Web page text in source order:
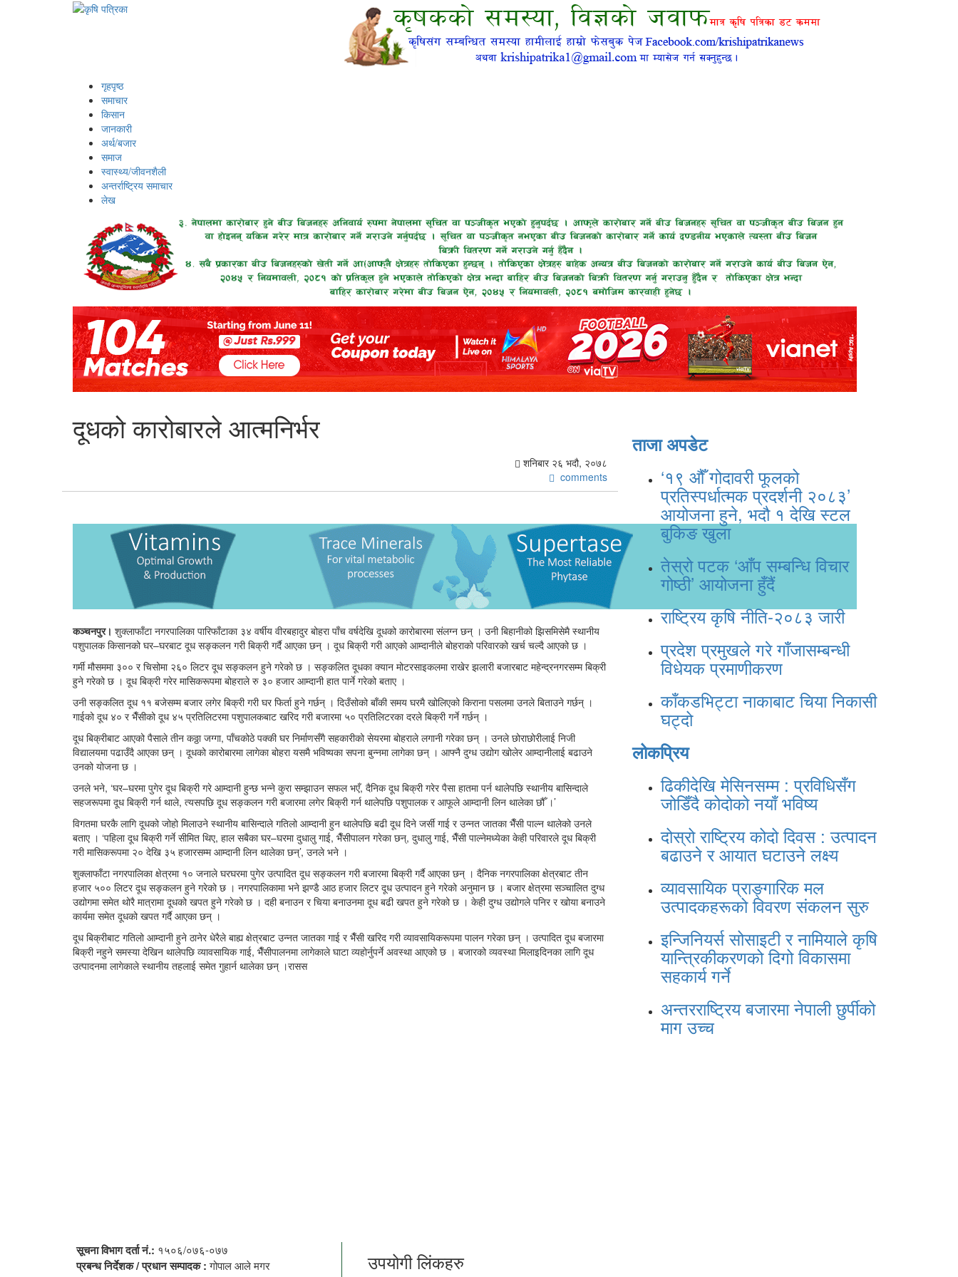
गृहपृष्ठ
समाचार
किसान
जानकारी
अर्थ/बजार
समाज
स्वास्थ्य/जीवनशैली
अन्तर्राष्ट्रिय समाचार
लेख
दूधको कारोबारले आत्मनिर्भर
शनिबार २६ भदौ, २०७८
comments
कञ्चनपुर। शुक्लाफाँटा नगरपालिका पारिफाँटाका ३४ वर्षीय वीरबहादुर बोहरा पाँच वर्षदेखि दूधको कारोबारमा संलग्न छन् । उनी बिहानीको झिसमिसेमै स्थानीय
पशुपालक किसानको घर–घरबाट दूध सङ्कलन गरी बिक्री गर्दै आएका छन् । दूध बिक्री गरी आएको आम्दानीले बोहराको परिवारको खर्च चल्दै आएको छ ।
गर्मी मौसममा ३०० र चिसोमा २६० लिटर दूध सङ्कलन हुने गरेको छ । सङ्कलित दूधका क्यान मोटरसाइकलमा राखेर झलारी बजारबाट महेन्द्रनगरसम्म बिक्री
हुने गरेको छ । दूध बिक्री गरेर मासिकरूपमा बोहराले रु ३० हजार आम्दानी हात पार्ने गरेको बताए ।
उनी सङ्कलित दूध ११ बजेसम्म बजार लगेर बिक्री गरी घर फिर्ता हुने गर्छन् । दिउँसोको बाँकी समय घरमै खोलिएको किराना पसलमा उनले बिताउने गर्छन् ।
गाईको दूध ४० र भैँसीको दूध ४५ प्रतिलिटरमा पशुपालकबाट खरिद गरी बजारमा ५० प्रतिलिटरका दरले बिक्री गर्ने गर्छन् ।
दूध बिक्रीबाट आएको पैसाले तीन कठ्ठा जग्गा, पाँचकोठे पक्की घर निर्माणसँगै सहकारीको सेयरमा बोहराले लगानी गरेका छन् । उनले छोराछोरीलाई निजी
विद्यालयमा पढाउँदै आएका छन् । दूधको कारोबारमा लागेका बोहरा यसमै भविष्यका सपना बुन्नमा लागेका छन् । आफ्नै दुग्ध उद्योग खोलेर आम्दानीलाई बढाउने
उनको योजना छ ।
उनले भने, ‘घर–घरमा पुगेर दूध बिक्री गरे आम्दानी हुन्छ भन्ने कुरा सम्झाउन सफल भएँ, दैनिक दूध बिक्री गरेर पैसा हातमा पर्न थालेपछि स्थानीय बासिन्दाले
सहजरूपमा दूध बिक्री गर्न थाले, त्यसपछि दूध सङ्कलन गरी बजारमा लगेर बिक्री गर्न थालेपछि पशुपालक र आफूले आम्दानी लिन थालेका छौँ ।’
विगतमा घरकै लागि दूधको जोहो मिलाउने स्थानीय बासिन्दाले गतिलो आम्दानी हुन थालेपछि बढी दूध दिने जर्सी गाई र उन्नत जातका भैँसी पाल्न थालेको उनले
बताए । ‘पहिला दूध बिक्री गर्ने सीमित थिए, हाल सबैका घर–घरमा दुधालु गाई, भैँसीपालन गरेका छन्, दुधालु गाई, भैँसी पाल्नेमध्येका केही परिवारले दूध बिक्री
गरी मासिकरूपमा २० देखि ३५ हजारसम्म आम्दानी लिन थालेका छन्’, उनले भने ।
शुक्लाफाँटा नगरपालिका क्षेत्रमा १० जनाले घरघरमा पुगेर उत्पादित दूध सङ्कलन गरी बजारमा बिक्री गर्दै आएका छन् । दैनिक नगरपालिका क्षेत्रबाट तीन
हजार ५०० लिटर दूध सङ्कलन हुने गरेको छ । नगरपालिकामा भने झण्डै आठ हजार लिटर दूध उत्पादन हुने गरेको अनुमान छ । बजार क्षेत्रमा सञ्चालित दुग्ध
उद्योगमा समेत थोरै मात्रामा दूधको खपत हुने गरेको छ । दही बनाउन र चिया बनाउनमा दूध बढी खपत हुने गरेको छ । केही दुग्ध उद्योगले पनिर र खोया बनाउने
कार्यमा समेत दूधको खपत गर्दै आएका छन् ।
दूध बिक्रीबाट गतिलो आम्दानी हुने ठानेर धेरैले बाह्य क्षेत्रबाट उन्नत जातका गाई र भैँसी खरिद गरी व्यावसायिकरूपमा पालन गरेका छन् । उत्पादित दूध बजारमा
बिक्री नहुने समस्या देखिन थालेपछि व्यावसायिक गाई, भैँसीपालनमा लागेकाले घाटा व्यहोर्नुपर्ने अवस्था आएको छ । बजारको व्यवस्था मिलाइदिनका लागि दूध
उत्पादनमा लागेकाले स्थानीय तहलाई समेत गुहार्न थालेका छन् ।रासस
ताजा अपडेट
‘१९ औँ गोदावरी फूलको
प्रतिस्पर्धात्मक प्रदर्शनी २०८३’
आयोजना हुने, भदौ १ देखि स्टल
बुकिङ खुला
तेस्रो पटक ‘आँप सम्बन्धि विचार
गोष्ठी’ आयोजना हुँदैं
राष्ट्रिय कृषि नीति-२०८३ जारी
प्रदेश प्रमुखले गरे गाँजासम्बन्धी
विधेयक प्रमाणीकरण
काँकडभिट्टा नाकाबाट चिया निकासी
घट्दो
लोकप्रिय
ढिकीदेखि मेसिनसम्म : प्रविधिसँग
जोडिँदै कोदोको नयाँ भविष्य
दोस्रो राष्ट्रिय कोदो दिवस : उत्पादन
बढाउने र आयात घटाउने लक्ष्य
व्यावसायिक प्राङ्गारिक मल
उत्पादकहरूको विवरण संकलन सुरु
इन्जिनियर्स सोसाइटी र नामियाले कृषि
यान्त्रिकीकरणको दिगो विकासमा
सहकार्य गर्ने
अन्तरराष्ट्रिय बजारमा नेपाली छुर्पीको
माग उच्च
सूचना विभाग दर्ता नं.: १५०६/०७६-०७७
प्रबन्ध निर्देशक / प्रधान सम्पादक :गोपाल आले मगर उपयोगी लिंकहरु